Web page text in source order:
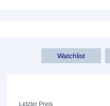
Watchlist
Letzter Preis